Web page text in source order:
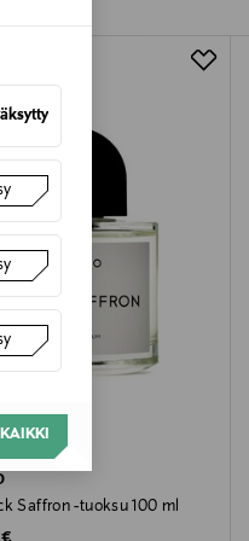
valittuun osoitteeseen.
Saffron -tuoksu 100 ml